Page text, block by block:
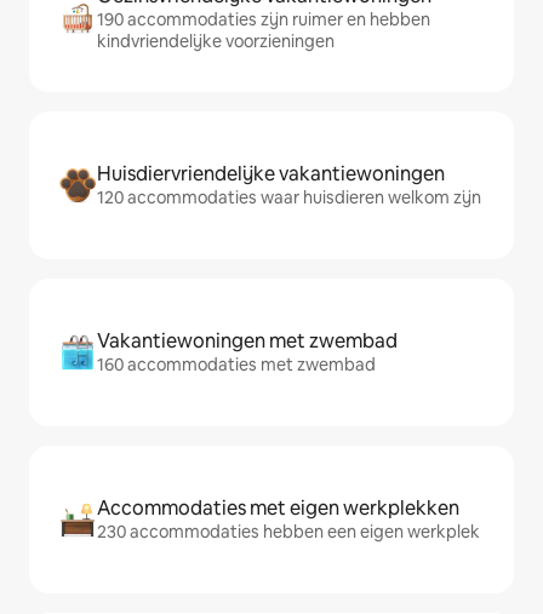
190 accommodaties zijn ruimer en hebben
kindvriendelijke voorzieningen
Huisdiervriendelijke vakantiewoningen
120 accommodaties waar huisdieren welkom zijn
Vakantiewoningen met zwembad
160 accommodaties met zwembad
Accommodaties met eigen werkplekken
230 accommodaties hebben een eigen werkplek